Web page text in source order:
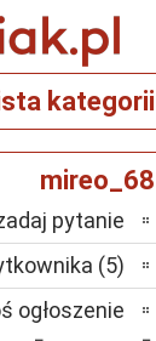
kategorii
mireo_68
pytanie
(5)
ogłoszenie